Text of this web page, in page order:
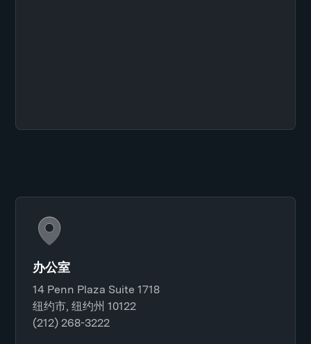
办公室
14 Penn Plaza Suite 1718
纽约市, 纽约州 10122
(212) 268-3222